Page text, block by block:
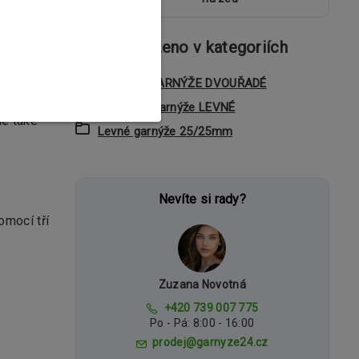
také
tří
Zboží zařazeno v kategoriích
KOVOVÉ GARNÝŽE DVOUŘADÉ
Dvouřadé garnýže LEVNÉ
Levné garnýže 25/25mm
Nevíte si rady?
Zuzana Novotná
+420 739 007 775
Po - Pá: 8:00 - 16:00
prodej@garnyze24.cz